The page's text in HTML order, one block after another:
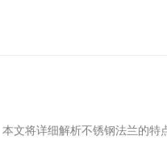
文将详细解析不锈钢法兰的特